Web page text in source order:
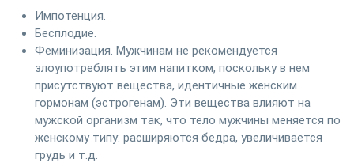
Импотенция.
Бесплодие.
Феминизация. Мужчинам не рекомендуется
злоупотреблять этим напитком, поскольку в нем
присутствуют вещества, идентичные женским
гормонам (эстрогенам). Эти вещества влияют на
мужской организм так, что тело мужчины меняется по
женскому типу: расширяются бедра, увеличивается
грудь и т.д.